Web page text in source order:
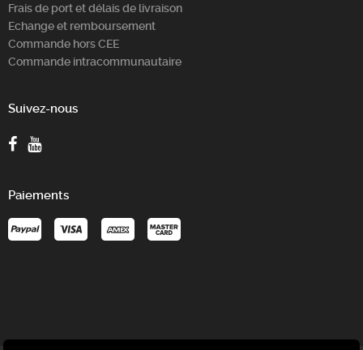
Frais de port et délais de livraison
Echange et remboursement
Commande hors CEE
Commande intracommunautaire
Suivez-nous
Paiements